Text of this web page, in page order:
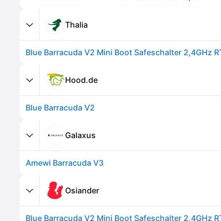
Thalia
Blue Barracuda V2 Mini Boot Safeschalter 2,4GHz
Hood.de
Blue Barracuda V2
Galaxus
Amewi Barracuda V3
Osiander
Blue Barracuda V2 Mini Boot Safeschalter 2,4GHz